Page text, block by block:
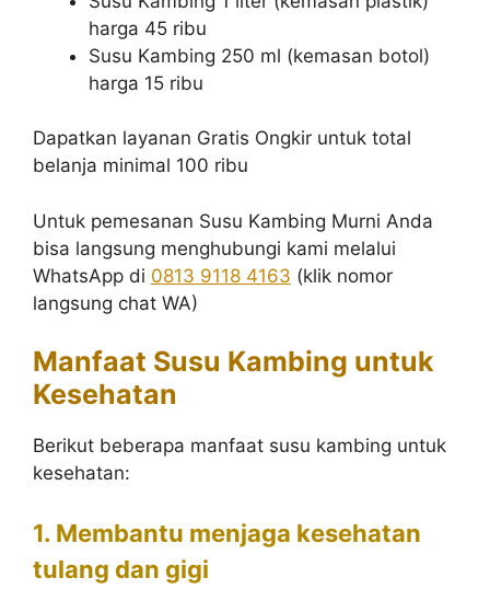
harga 45 ribu
Susu Kambing 250 ml (kemasan botol)
harga 15 ribu
Dapatkan layanan Gratis Ongkir untuk total
belanja minimal 100 ribu
Untuk pemesanan Susu Kambing Murni Anda
bisa langsung menghubungi kami melalui
WhatsApp di 0813 9118 4163 (klik nomor
langsung chat WA)
Manfaat Susu Kambing untuk
Kesehatan
Berikut beberapa manfaat susu kambing untuk
kesehatan:
1. Membantu menjaga kesehatan
tulang dan gigi